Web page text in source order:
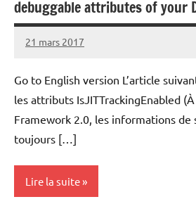
debuggable attributes of your
21 mars 2017
Laurent
ACKER
Go to English version L’article
les attributs IsJITTrackingEnabled
Framework 2.0, les informations de
toujours […]
Lire la suite